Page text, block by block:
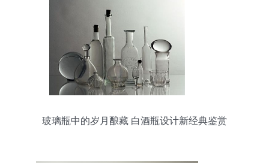
玻璃瓶中的岁月酿藏 白酒瓶设计新经典鉴赏